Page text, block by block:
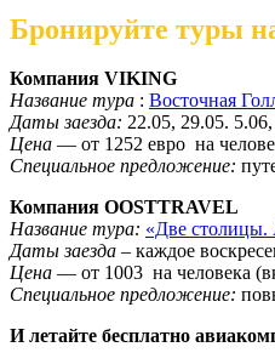
Бронируйте туры
Компания VIKING
Название тура : Восточная
Даты заезда: 22.05, 29.05.
Цена — от 1252 евро на
Специальное предложение:
Компания OOSTTRAVEL
Название тура: «Две столицы.
Даты заезда – каждое
Цена — от 1003 на человека
Специальное предложение:
И летайте бесплатно